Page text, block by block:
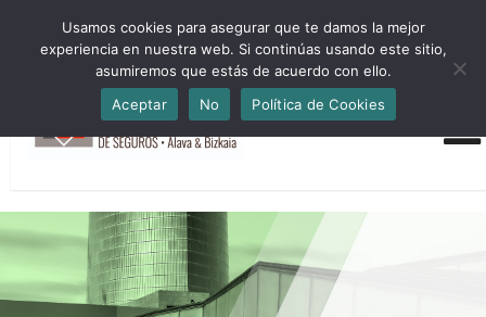
HORARIO INVIERNO Lun-Jue 09:00-16:30 Vier 9:00-14:00
administracion@cmsab.eus 94.442.43.43 Móvil y Whatsapp
688.889.170
Usamos cookies para asegurar que te damos la mejor
experiencia en nuestra web. Si continúas usando este sitio,
asumiremos que estás de acuerdo con ello.
Aceptar
No Política de Cookies